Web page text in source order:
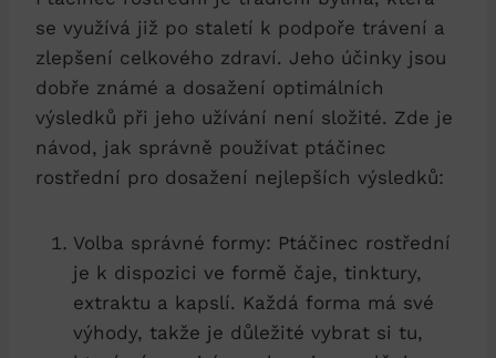
se využívá již po staletí k ‍podpoře trávení a
zlepšení celkového⁣ zdraví. Jeho účinky​ jsou
dobře známé⁣ a dosažení​ optimálních
výsledků při ‍jeho užívání není ⁣složité. Zde je
návod, jak správně používat ptáčinec
rostřední pro dosažení nejlepších výsledků:
Volba správné formy: Ptáčinec rostřední
je ‍k dispozici ve formě čaje, tinktury,
extraktu a kapslí. Každá forma má své
výhody,‌ takže⁣ je důležité ​vybrat si tu,⁣